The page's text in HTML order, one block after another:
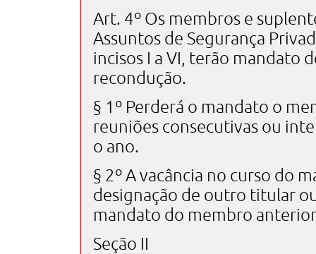
Art. 4º Os membros e
Assuntos de Segurança
incisos I a VI, terão mandato
recondução.
§ 1º Perderá o mandato o
reuniões consecutivas ou
o ano.
§ 2º A vacância no curso do
designação de outro titular
mandato do membro
Seção II